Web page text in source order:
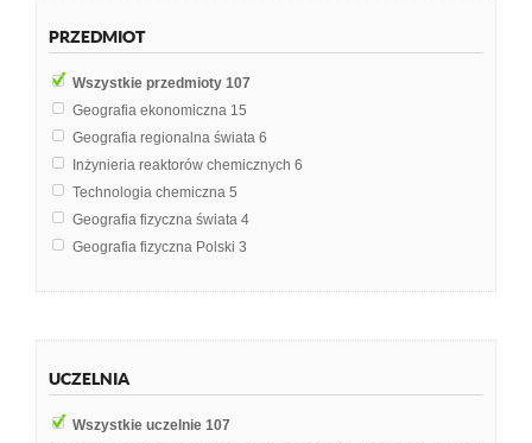
PRZEDMIOT
Wszystkie przedmioty 107
Geografia ekonomiczna 15
Geografia regionalna świata 6
Inżynieria reaktorów chemicznych 6
Technologia chemiczna 5
Geografia fizyczna świata 4
Geografia fizyczna Polski 3
Geografia Polityczna
UCZELNIA
Wszystkie uczelnie 107